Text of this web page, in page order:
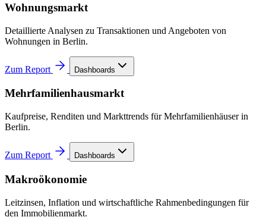
Wohnungsmarkt
Detaillierte Analysen zu Transaktionen und Angeboten von
Wohnungen in Berlin.
Zum Report Dashboards
Mehrfamilienhausmarkt
Kaufpreise, Renditen und Markttrends für Mehrfamilienhäuser in
Berlin.
Zum Report Dashboards
Makroökonomie
Leitzinsen, Inflation und wirtschaftliche Rahmenbedingungen für
den Immobilienmarkt.